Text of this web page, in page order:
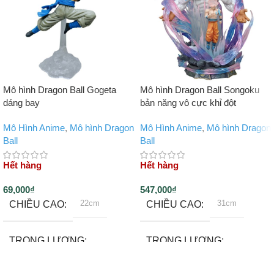
Mô hình Dragon Ball Gogeta
dáng bay
Mô Hình Anime, Mô hình Dragon
Ball
Hết hàng
69,000₫
CHIỀU CAO
22cm
TRỌNG LƯỢNG
Mô hình Dragon Ball Songoku
bản năng vô cực khỉ đột
Mô Hình Anime, Mô hình Dragon
Ball
Hết hàng
547,000₫
CHIỀU CAO
31cm
TRỌNG LƯỢNG